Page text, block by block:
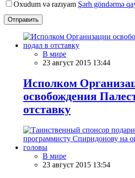
Oxudum və razıyam Şərh göndərmə
Отправить
В мире
23 август 2015 13:44
Исполком
освобождения
отставку
В мире
23 август 2015 13:54